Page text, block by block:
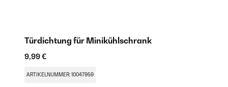
Türdichtung für Minikühlschrank
9,99 €
ARTIKELNUMMER: 10047959